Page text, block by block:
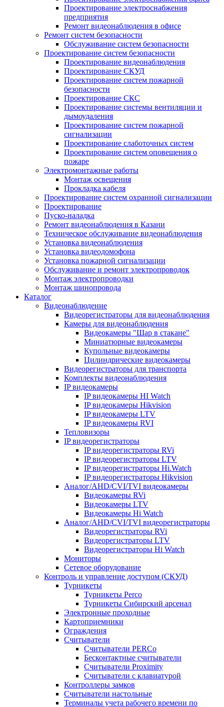
Проектирование электроснабжения
предприятия
Ремонт видеонаблюдения в офисе
Ремонт систем безопасности
Обслуживание систем безопасности
Проектирование систем безопасности
Проектирование видеонаблюдения
Проектирование СКУД
Проектирование систем пожарной
безопасности
Проектирование СКС
Проектирование системы вентиляции и
дымоудаления
Проектирование систем пожарной
сигнализации
Проектирование слаботочных систем
Проектирование систем оповещения о
пожаре
Электромонтажные работы
Монтаж освещения
Прокладка кабеля
Проектирование систем охранной сигнализации
Проектирование
Пуско-наладка
Ремонт видеонаблюдения в Казани
Техническое обслуживание видеонаблюдения
Установка видеонаблюдения
Установка видеодомофона
Установка пожарной сигнализации
Обслуживание и ремонт электропроводок
Монтаж электропроводки
Монтаж шинопровода
Каталог
Видеонаблюдение
Видеорегистраторы для видеонаблюдения
Камеры для видеонаблюдения
Видеокамеры "Шар в стакане"
Миниатюрные видеокамеры
Купольные видеокамеры
Цилиндрические видеокамеры
Видеорегистраторы для транспорта
Комплекты видеонаблюдения
IP видеокамеры
IP видеокамеры HI Watch
IP видеокамеры Hikvision
IP видеокамеры LTV
IP видеокамеры RVI
Тепловизоры
IP видеорегистраторы
IP видеорегистраторы RVi
IP видеорегистраторы LTV
IP видеорегистраторы Hi.Watch
IP видеорегистраторы Hikvision
Аналог/AHD/CVI/TVI видеокамеры
Видеокамеры RVi
Видеокамеры LTV
Видеокамеры Hi Watch
Аналог/AHD/CVI/TVI видеорегистраторы
Видеорегистраторы RVi
Видеорегистраторы LTV
Видеорегистраторы Hi Watch
Мониторы
Сетевое оборудование
Контроль и управление доступом (СКУД)
Турникеты
Турникеты Perco
Турникеты Сибирский арсенал
Электронные проходные
Картоприемники
Ограждения
Считыватели
Считыватели PERCo
Бесконтактные считыватели
Считыватели Proximity
Считыватели с клавиатурой
Контроллеры замков
Считыватели настольные
Терминалы учета рабочего времени по